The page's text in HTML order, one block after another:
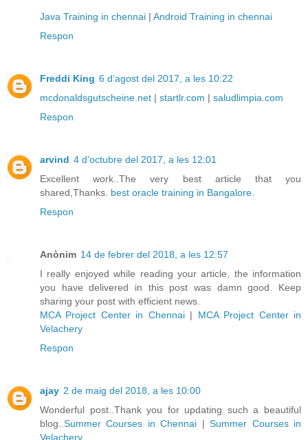
Java Training in chennai | Android Training in chennai
Respon
Freddi King 6 d’agost del 2017, a les 10:22
mcdonaldsgutscheine.net | startlr.com | saludlimpia.com
Respon
arvind 4 d’octubre del 2017, a les 12:01
Excellent work..The very best article that you
shared,Thanks. best oracle training in Bangalore.
Respon
Anònim 14 de febrer del 2018, a les 12:57
I really enjoyed while reading your article, the information
you have delivered in this post was damn good. Keep
sharing your post with efficient news.
MCA Project Center in Chennai| MCA Project Center in
Velachery
Respon
ajay 2 de maig del 2018, a les 10:00
Wonderful post..Thank you for updating such a beautiful
blog.. Summer Courses in Chennai |Summer Courses in
Velachery